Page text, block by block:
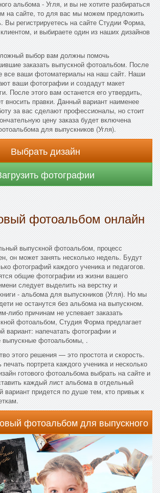
альбома - Угля, и вы не хотите разбираться
на сайте, то для вас мы можем предложить
Вы регистрируетесь на сайте Студии Форма,
и выбираете один из наших дизайнов
выбор вам должны помочь
заказать выпускной фотоальбом. После
все ваши фотоматериалы на наш сайт. Наши
ваши фотографии и создадут макет
После этого вам останется его утвердить,
вносить правки. Данный вариант наименее
за вас сделают профессионалы, но стоит
цену заказа будет включена
для выпускников (Угля).
Выбрать дизайн
фотографии
фотоальбом онлайн
выпускной фотоальбом, процесс
он может занять несколько недель. Будут
фотографий каждого ученика и педагогов.
общие фотографии из жизни вашего
следует выделить на верстку и
- альбома для выпускников (Угля). Но мы
не останутся без альбома на выпускном.
либо причинам не успевает заказать
фотоальбом, Студия Форма предлагает
вариант: напечатать фотографии и
выпускные фотоальбомы, .
этого решения — это простота и скорость.
портрета каждого ученика и несколько
готового фотоальбома выбрать на сайте и
каждый лист альбома в отдельный
придется по душе тем, кто привык к
фотоальбом для выпускного